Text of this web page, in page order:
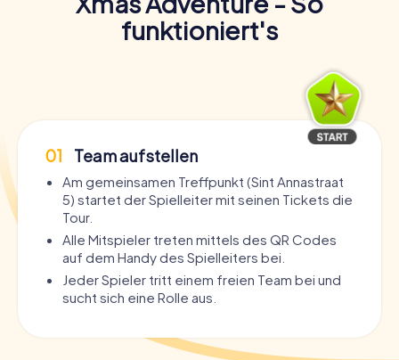
funktioniert's
01 Team aufstellen
Am gemeinsamen Treffpunkt (Sint Annastraat
5) startet der Spielleiter mit seinen Tickets die
Tour.
Alle Mitspieler treten mittels des QR Codes
auf dem Handy des Spielleiters bei.
Jeder Spieler tritt einem freien Team bei und
sucht sich eine Rolle aus.